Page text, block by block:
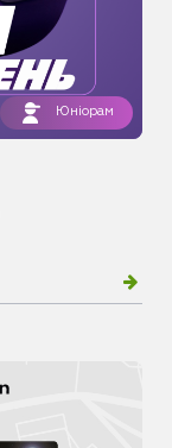
Юніорам